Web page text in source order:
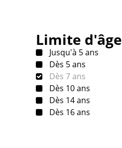
Limite d'âge
Jusqu'à 5 ans
Dès 5 ans
Dès 7 ans
Dès 10 ans
Dès 14 ans
Dès 16 ans